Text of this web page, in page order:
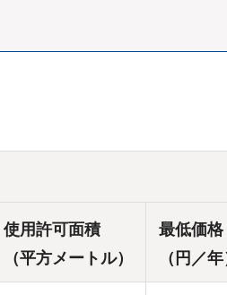
使用許可面積
（平方メートル）
最低価格
（円／年